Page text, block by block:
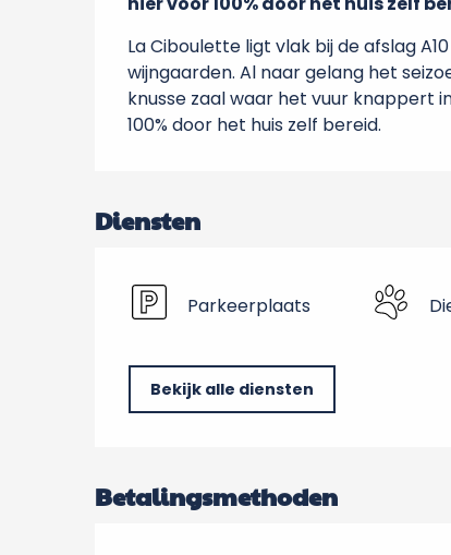
La Ciboulette ligt vlak bij de afslag
wijngaarden. Al naar gelang het
knusse zaal waar het vuur knappert
100% door het huis zelf bereid.
Diensten
Parkeerplaats
Bekijk alle diensten
Betalingsmethoden